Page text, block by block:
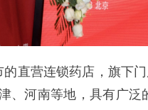
直营连锁药店，旗下
、河南等地，具有广